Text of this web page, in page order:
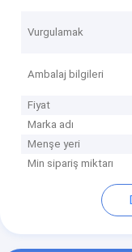
Vurgulamak
Ambalaj bilgileri
Fiyat
Marka adı
Menşe yeri
Min sipariş miktarı